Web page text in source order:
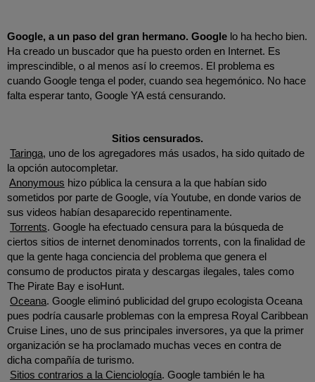
Google, a un paso del gran hermano. Google lo ha hecho bien.
Ha creado un buscador que ha puesto orden en Internet. Es
imprescindible, o al menos así lo creemos. El problema es
cuando Google tenga el poder, cuando sea hegemónico. No hace
falta esperar tanto, Google YA está censurando.
Sitios censurados.
Taringa, uno de los agregadores más usados, ha sido quitado de
la opción autocompletar.
Anonymous hizo pública la censura a la que habían sido
sometidos por parte de Google, vía Youtube, en donde varios de
sus videos habían desaparecido repentinamente.
Torrents. Google ha efectuado censura para la búsqueda de
ciertos sitios de internet denominados torrents, con la finalidad de
que la gente haga conciencia del problema que genera el
consumo de productos pirata y descargas ilegales, tales como
The Pirate Bay e isoHunt.
Oceana. Google eliminó publicidad del grupo ecologista Oceana
pues podría causarle problemas con la empresa Royal Caribbean
Cruise Lines, uno de sus principales inversores, ya que la primer
organización se ha proclamado muchas veces en contra de
dicha compañía de turismo.
Sitios contrarios a la Cienciología. Google también le ha